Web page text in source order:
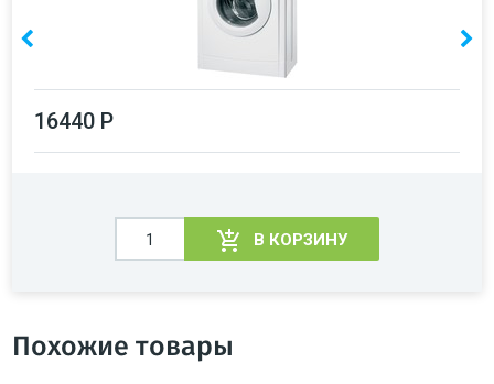
16440 Р
В КОРЗИНУ
Похожие товары